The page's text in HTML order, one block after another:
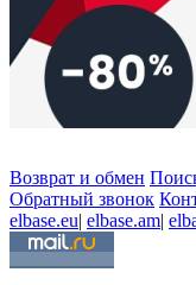
Возврат и обмен
Обратный звонок
elbase.eu| elbase.am|